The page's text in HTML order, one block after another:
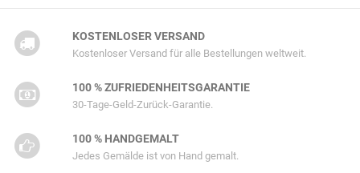
KOSTENLOSER VERSAND
Kostenloser Versand für alle Bestellungen weltweit.
100 % ZUFRIEDENHEITSGARANTIE
30-Tage-Geld-Zurück-Garantie.
100 % HANDGEMALT
Jedes Gemälde ist von Hand gemalt.